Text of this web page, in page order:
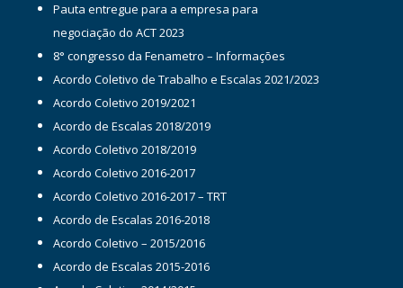
Pauta entregue para a empresa para
negociação do ACT 2023
8° congresso da Fenametro – Informações
Acordo Coletivo de Trabalho e Escalas 2021/2023
Acordo Coletivo 2019/2021
Acordo de Escalas 2018/2019
Acordo Coletivo 2018/2019
Acordo Coletivo 2016-2017
Acordo Coletivo 2016-2017 – TRT
Acordo de Escalas 2016-2018
Acordo Coletivo – 2015/2016
Acordo de Escalas 2015-2016